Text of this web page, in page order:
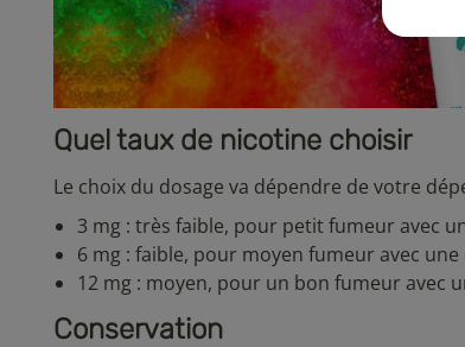
Quel taux de nicotine choisir
Le choix du dosage va dépendre de votre
3 mg : très faible, pour petit fumeur avec
6 mg : faible, pour moyen fumeur avec
12 mg : moyen, pour un bon fumeur avec
Conservation